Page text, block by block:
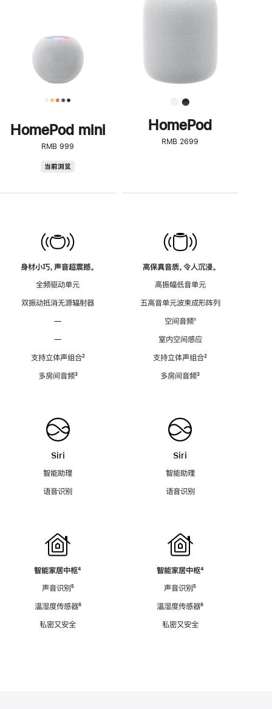
HomePod mini
RMB 999
当前浏览
身材小巧，声音超震撼。
全频驱动单元
双振动抵消无源辐射器
—
—
支持立体声组合脚
²
多房间音频脚
³
Siri
智能助理
语音识别
智能家居中枢脚
⁴
声音识别脚
⁵
温湿度传感器脚
⁶
私密又安全
了
解
HomePod<
HomePod
RMB 2699
高保真音质，令人沉浸。
高振幅低音单元
五高音单元波束成形阵列
空间音频脚
¹
室内空间感应
支持立体声组合脚
²
多房间音频脚
³
Siri
智能助理
语音识别
智能家居中枢脚
⁴
声音识别脚
⁵
温湿度传感器脚
⁶
私密又安全